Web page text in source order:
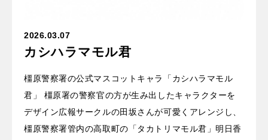
2026.03.07
カシハラマモル君
橿原警察署の公式マスコットキャラ「カシハラマモル
君」 橿原署の警察官の方が生み出したキャラクターを
デザイン広報サークルの田坂さんが可愛くアレンジし、
橿原警察署管内の高取町の「タカトリマモル君」明日香